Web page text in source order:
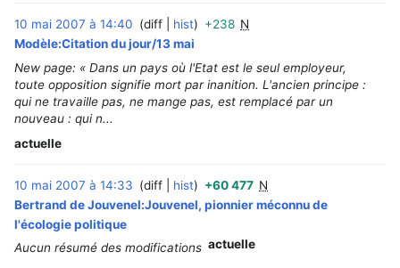
10 mai 2007 à 14:40 diff hist +238 N
Modèle:Citation du jour/13 mai
New page: « Dans un pays où l'Etat est le seul employeur,
toute opposition signifie mort par inanition. L'ancien principe :
qui ne travaille pas, ne mange pas, est remplacé par un
nouveau : qui n...
actuelle
10 mai 2007 à 14:33 diff hist +60 477 N
Bertrand de Jouvenel:Jouvenel, pionnier méconnu de
l'écologie politique
Aucun résumé des modifications actuelle